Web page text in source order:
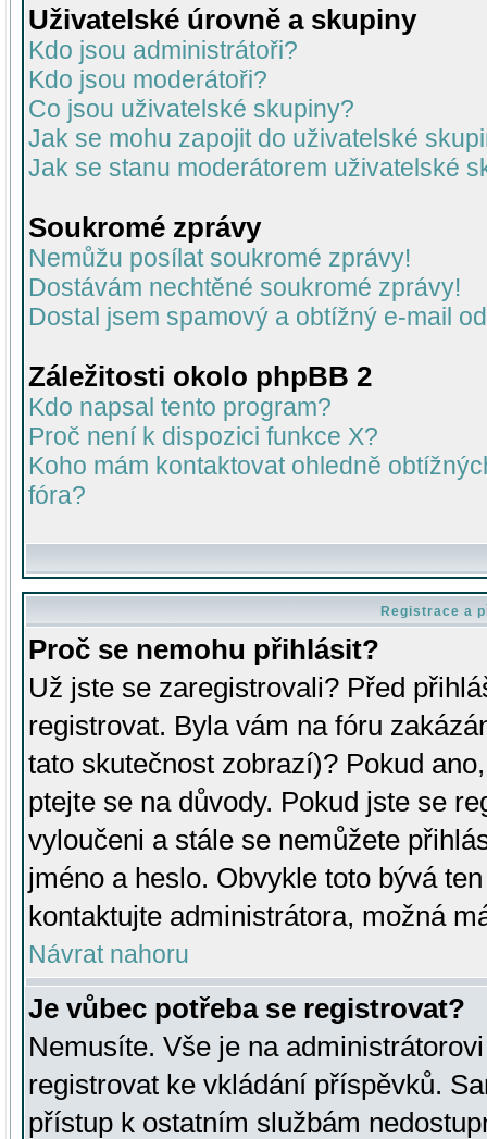
Uživatelské úrovně a skupiny
Kdo jsou administrátoři?
Kdo jsou moderátoři?
Co jsou uživatelské skupiny?
Jak se mohu zapojit do uživatelské
Jak se stanu moderátorem uživatelské
Soukromé zprávy
Nemůžu posílat soukromé zprávy!
Dostávám nechtěné soukromé zprávy!
Dostal jsem spamový a obtížný e-mail
Záležitosti okolo phpBB 2
Kdo napsal tento program?
Proč není k dispozici funkce X?
Koho mám kontaktovat ohledně
fóra?
Registrace a
Proč se nemohu přihlásit?
Už jste se zaregistrovali? Před
registrovat. Byla vám na fóru
tato skutečnost zobrazí)? Pokud
ptejte se na důvody. Pokud jste se
vyloučeni a stále se nemůžete
jméno a heslo. Obvykle toto bývá
kontaktujte administrátora, možná
Návrat nahoru
Je vůbec potřeba se registrovat?
Nemusíte. Vše je na
registrovat ke vkládání příspěvků.
přístup k ostatním službám